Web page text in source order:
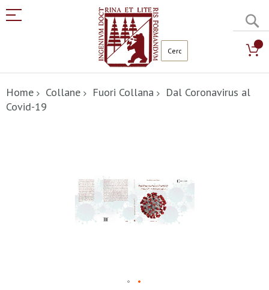
al
contenuto
Home Collane Fuori Collana
Dal Coronavirus al
Covid-19